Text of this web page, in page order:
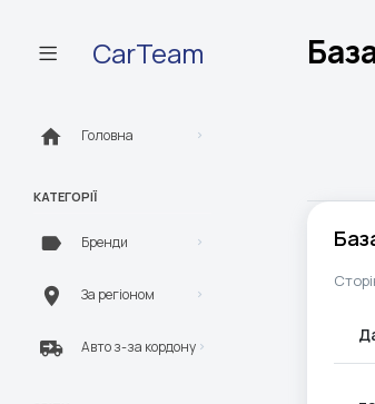
CarTeam
Головна
КАТЕГОРІЇ
Бренди
За регіоном
Авто з-за кордону